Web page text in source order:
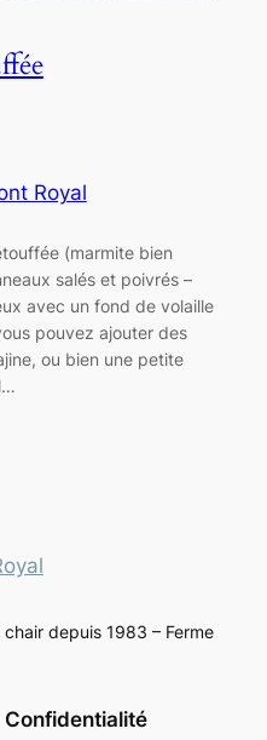
Royal
(marmite bien
salés et poivrés –
avec un fond de volaille
pouvez ajouter des
ou bien une petite
depuis 1983 – Ferme
Confidentialité